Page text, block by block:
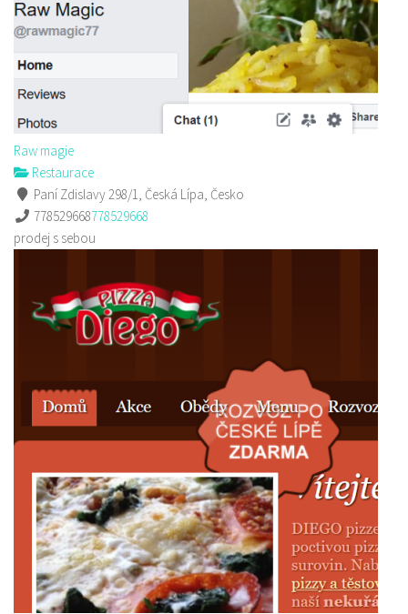
Raw magie
Restaurace
Paní Zdislavy 298/1, Česká Lípa, Česko
778529668778529668
prodej s sebou